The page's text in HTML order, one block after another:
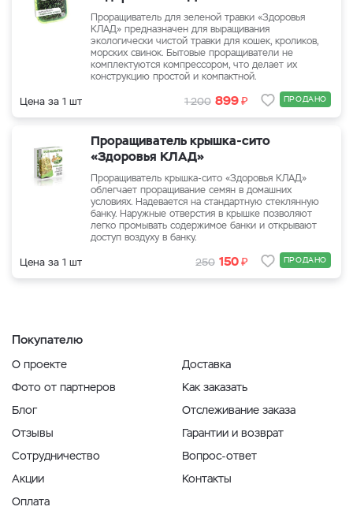
Проращиватель для зеленой травки «Здоровья
КЛАД» предназначен для выращивания
экологически чистой травки для кошек, кроликов,
морских свинок. Бытовые проращиватели не
комплектуются компрессором, что делает их
конструкцию простой и компактной.
Цена за 1 шт 1 200 899₽ ПРОДАНО
Проращиватель крышка-сито
«Здоровья КЛАД»
Проращиватель крышка-сито «Здоровья КЛАД»
облегчает проращивание семян в домашних
условиях. Надевается на стандартную стеклянную
банку. Наружные отверстия в крышке позволяют
легко промывать содержимое банки и открывают
доступ воздуху в банку.
Цена за 1 шт 250 150₽ ПРОДАНО
Покупателю
О проекте
Фото от партнеров
Блог
Отзывы
Сотрудничество
Акции
Оплата
Доставка
Как заказать
Отслеживание заказа
Гарантии и возврат
Вопрос-ответ
Контакты